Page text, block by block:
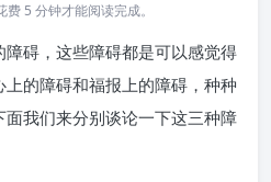
5 分钟才能阅读完成。
碍，这些障碍都是可以感觉得
的障碍和福报上的障碍，种种
我们来分别谈论一下这三种障